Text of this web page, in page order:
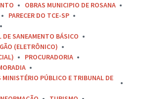
OBRAS MUNICIPIO DE ROSANA
PARECER DO TCE-SP
DE SANEAMENTO BÁSICO
(ELETRÔNICO)
PROCURADORIA
MINISTÉRIO PÚBLICO E TRIBUNAL DE